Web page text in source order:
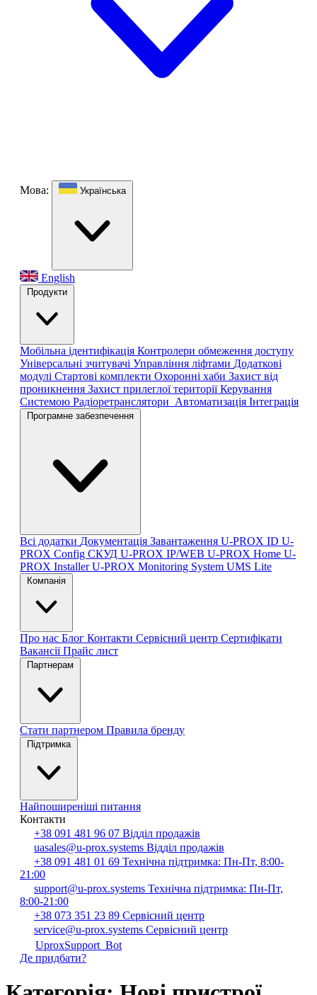
Мова: Українська
English
Продукти
Мобільна ідентифікація Контролери обмеження доступу
Універсальні зчитувачі Управління ліфтами Додаткові
модулі Стартові комплекти Охоронні хаби Захист від
проникнення Захист прилеглої територіїКерування
Системою Радіоретранслятори Автоматизація Інтеграція
Програмне забезпечення
Всі додатки Документація Завантаження U-PROX ID U-
PROX Config СКУД U-PROX IP/WEB U-PROX Home U-
PROX InstallerU-PROX Monitoring System UMS Lite
Компанія
Про нас Блог Контакти Сервісний центр Сертифікати
ВакансіїПрайс лист
Партнерам
Стати партнером Правила бренду
Підтримка
Найпоширеніші питання
Контакти
+38 091 481 96 07 Відділ продажів
uasales@u-prox.systems Відділ продажів
+38 091 481 01 69 Технічна підтримка: Пн-Пт, 8:00-
21:00
support@u-prox.systems Технічна підтримка: Пн-Пт,
8:00-21:00
+38 073 351 23 89 Сервісний центр
service@u-prox.systems Сервісний центр
UproxSupport_Bot
Де придбати?